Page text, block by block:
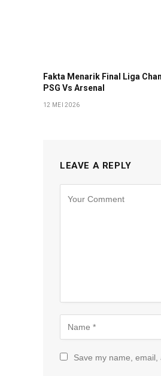
Fakta Menarik Final Liga
PSG Vs Arsenal
12 MEI 2026
LEAVE A REPLY
Save my name,